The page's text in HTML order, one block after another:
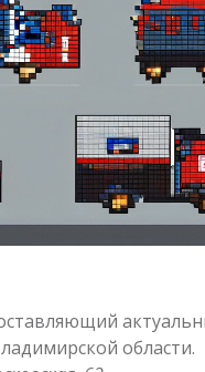
области.